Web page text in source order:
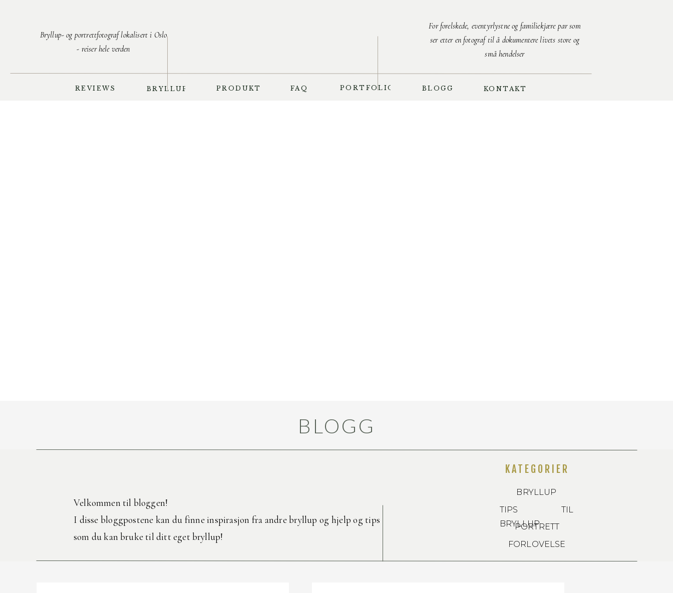
KONTAKT
BLOGG
BRYLLUP
REVIEWS PRODUKT PORTFOLIO
FAQ
For forelskede, eventyrlystne og familiekjære par som
ser etter en fotograf til å dokumentere livets store og
små hendelser
Bryllup- og portrettfotograf lokalisert i Oslo
- reiser hele verden
BLOGG
KATEGORIER
Velkommen til bloggen!
I disse bloggpostene kan du finne inspirasjon fra andre bryllup og hjelp og tips
som du kan bruke til ditt eget bryllup!
BRYLLUP
TIPS TIL
BRYLLUP
PORTRETT
FORLOVELSE